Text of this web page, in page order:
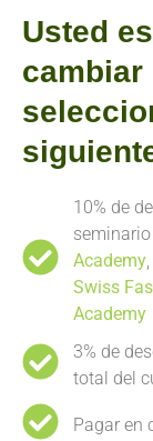
Usted
cambiar
10% de
Academy
Swiss
Academy
3% de
total del
Pagar en